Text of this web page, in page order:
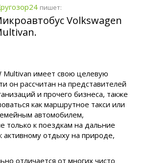
пишет:
Volkswagen
Multivan имеет свою целевую
он рассчитан на представителей
и прочего бизнеса, также
как маршрутное такси или
автомобилем,
только к поездкам на дальние
активному отдыху на природе,
отличается от многих чисто